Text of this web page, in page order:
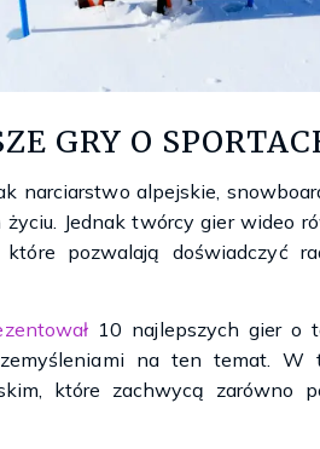
GRY O
narciarstwo alpejskie,
Jednak twórcy gier wideo
które pozwalają doświadczyć
10 najlepszych gier o
na ten temat. W
które zachwycą zarówno